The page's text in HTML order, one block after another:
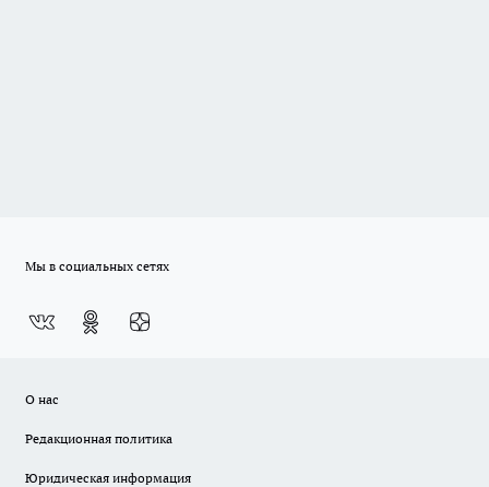
Мы в социальных сетях
О нас
Редакционная политика
Юридическая информация